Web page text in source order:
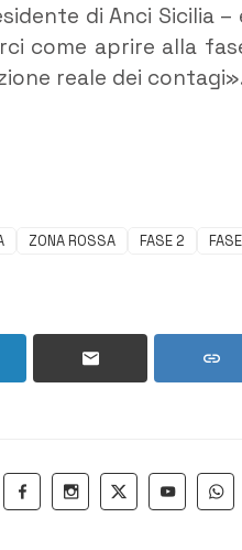
di Anci Sicilia –
come aprire alla
reale dei
ZONA ROSSA FASE 2